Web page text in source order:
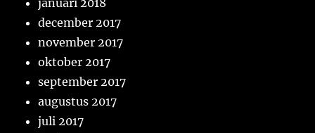
januari 2018
december 2017
november 2017
oktober 2017
september 2017
augustus 2017
juli 2017